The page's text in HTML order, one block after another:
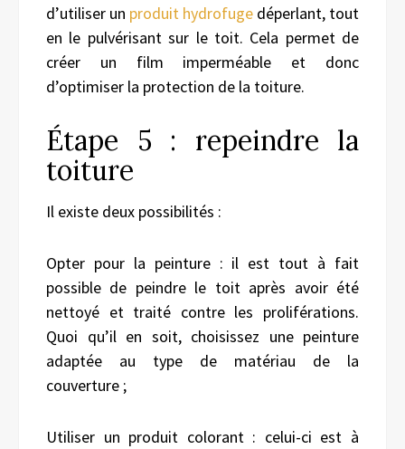
d’utiliser un produit hydrofuge déperlant, tout
en le pulvérisant sur le toit. Cela permet de
créer un film imperméable et donc
d’optimiser la protection de la toiture.
Étape 5 : repeindre la
toiture
Il existe deux possibilités :
Opter pour la peinture : il est tout à fait
possible de peindre le toit après avoir été
nettoyé et traité contre les proliférations.
Quoi qu’il en soit, choisissez une peinture
adaptée au type de matériau de la
couverture ;
Utiliser un produit colorant : celui-ci est à